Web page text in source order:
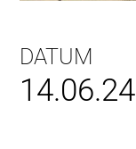
DATUM
14.06.24